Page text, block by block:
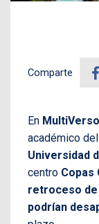
Comparte
En
académico
Universidad
centro Copas
retroceso
podrían